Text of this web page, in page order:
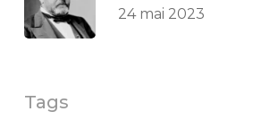
24 mai 2023
Tags